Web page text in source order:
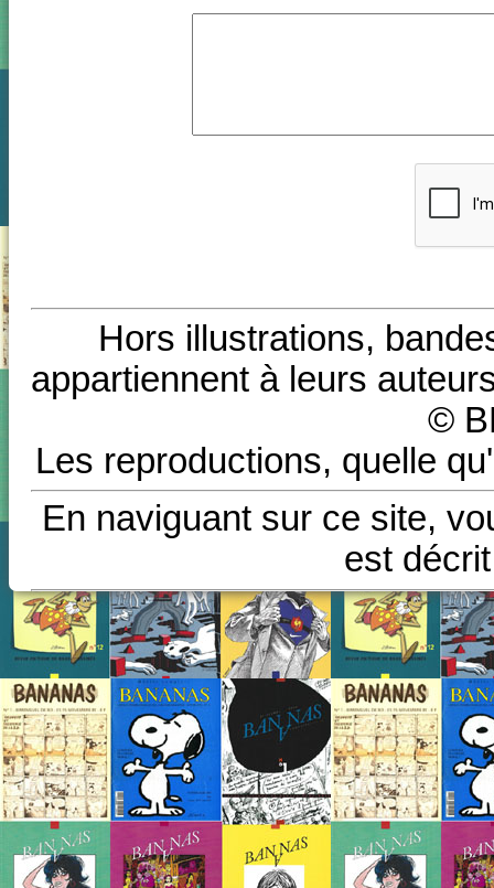
Hors illustrations,
appartiennent à leurs
©
Les reproductions, quelle
En naviguant sur ce site,
est